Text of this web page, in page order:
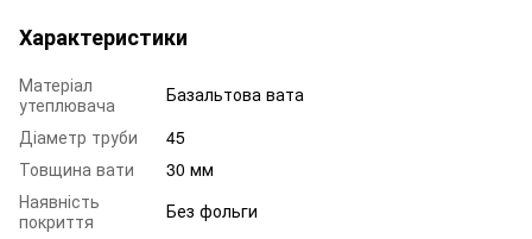
Характеристики
Матеріал
утеплювача
Базальтова вата
Діаметр труби
45
Товщина вати
30 мм
Наявність
покриття
Без фольги